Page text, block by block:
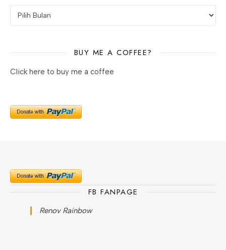
BUY ME A COFFEE?
Click here to buy me a coffee
FB FANPAGE
Renov Rainbow